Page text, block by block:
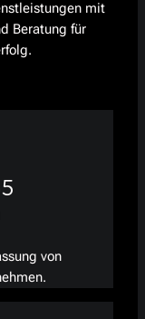
mit
Beratung für
von